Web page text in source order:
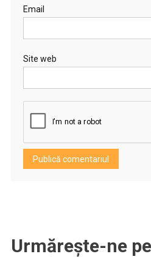
Email
Site web
Urmărește-ne